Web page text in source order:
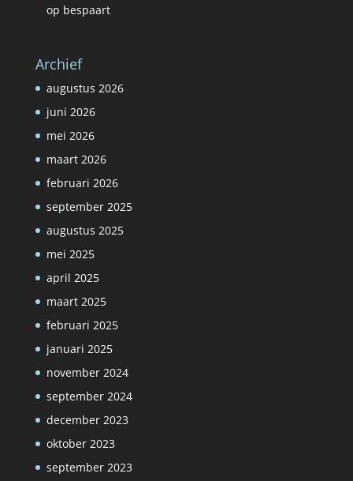
op bespaart
Archief
augustus 2026
juni 2026
mei 2026
maart 2026
februari 2026
september 2025
augustus 2025
mei 2025
april 2025
maart 2025
februari 2025
januari 2025
november 2024
september 2024
december 2023
oktober 2023
september 2023